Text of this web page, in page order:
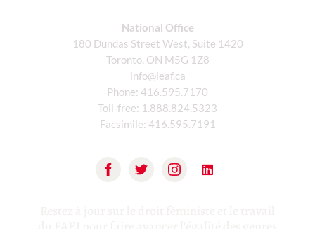
National Office
180 Dundas Street West, Suite 1420
Toronto, ON M5G 1Z8
info@leaf.ca
Phone: 416.595.7170
Toll-free: 1.888.824.5323
Facsimile: 416.595.7191